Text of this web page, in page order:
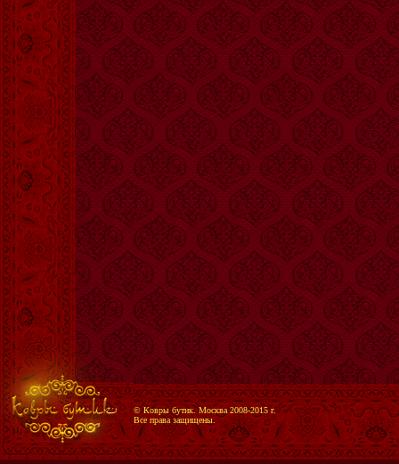
© Ковры бутик. Москва 2008-2015 г.
Все права защищены.